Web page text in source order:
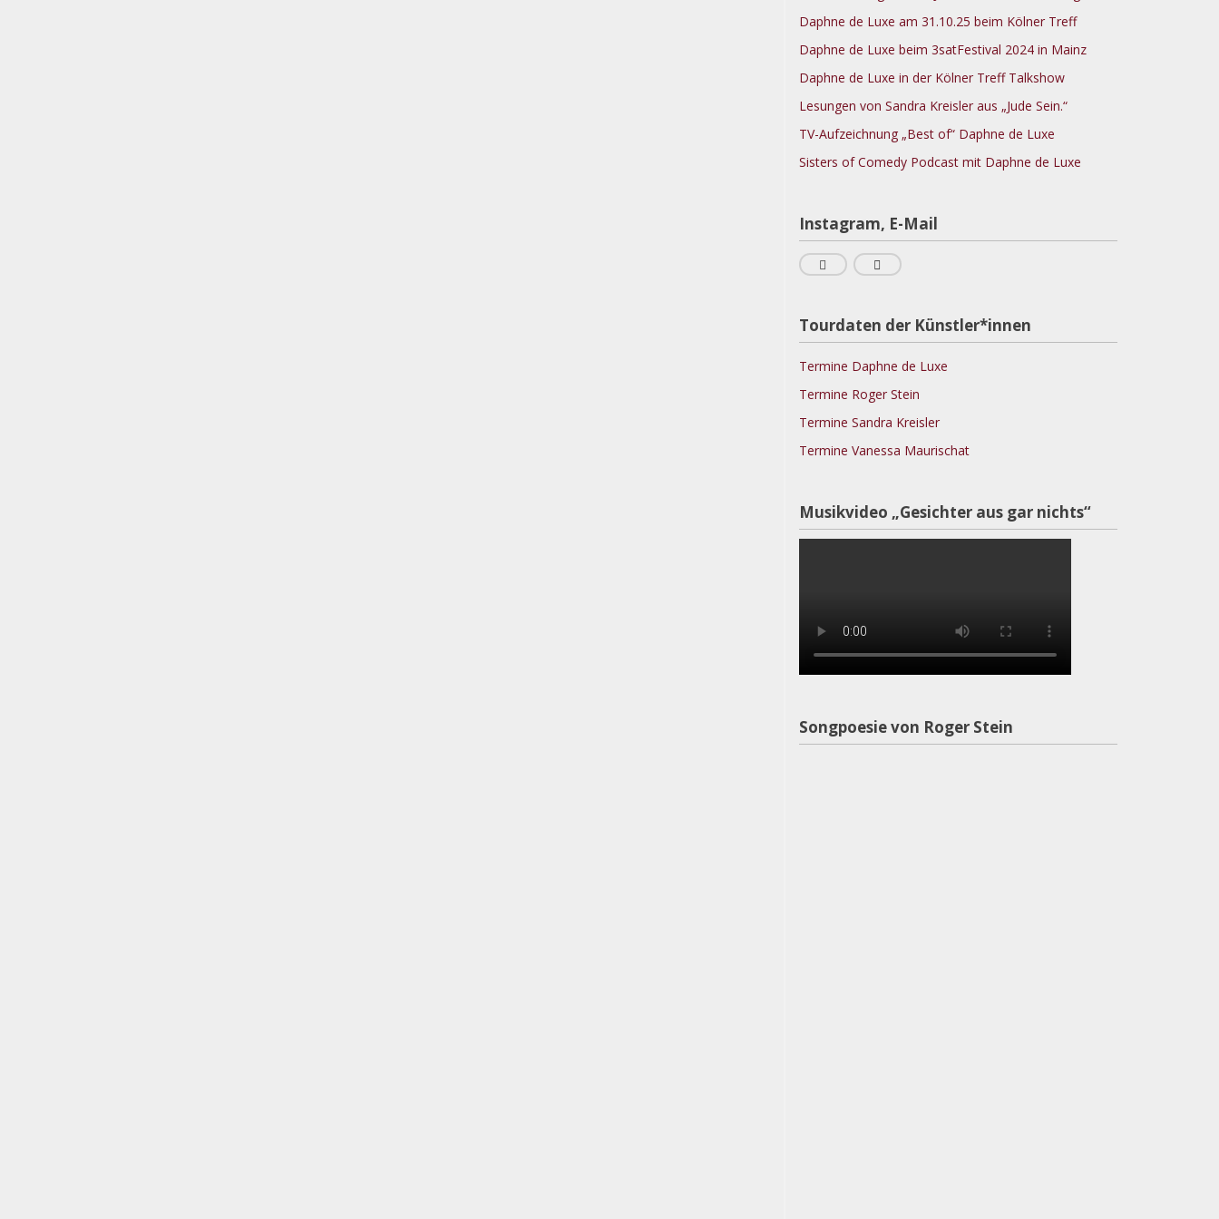
Daphne de Luxe am 31.10.25 beim Kölner Treff
Daphne de Luxe beim 3satFestival 2024 in Mainz
Daphne de Luxe in der Kölner Treff Talkshow
Lesungen von Sandra Kreisler aus „Jude Sein.“
TV-Aufzeichnung „Best of“ Daphne de Luxe
Sisters of Comedy Podcast mit Daphne de Luxe
Instagram, E-Mail
Tourdaten der Künstler*innen
Termine Daphne de Luxe
Termine Roger Stein
Termine Sandra Kreisler
Termine Vanessa Maurischat
Musikvideo „Gesichter aus gar nichts“
Songpoesie von Roger Stein